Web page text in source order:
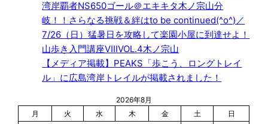
湾岸覇者NS650ゴール＠エキキタ木ノ宗山分
岐！！さらなる挑戦＆絆はto be continued(^o^)／
7/26（日）猛暑日を攻略して楽園小屋に到達せよ！
山歩き入門講座ⅧVOL.4木ノ宗山
【メディア掲載】PEAKS「歩こう、ロングトレイ
ル」に広島湾岸トレイルが掲載されました！
2026年8月
月
火 水 木 金 土
日